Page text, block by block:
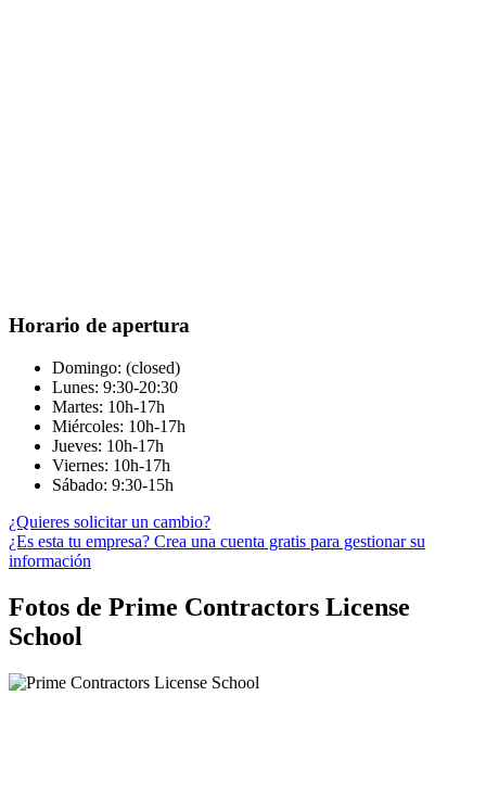
Horario de apertura
Domingo: (closed)
Lunes: 9:30-20:30
Martes: 10h-17h
Miércoles: 10h-17h
Jueves: 10h-17h
Viernes: 10h-17h
Sábado: 9:30-15h
¿Quieres solicitar un cambio?
¿Es esta tu empresa? Crea una cuenta gratis para gestionar su
información
Fotos de Prime Contractors License
School